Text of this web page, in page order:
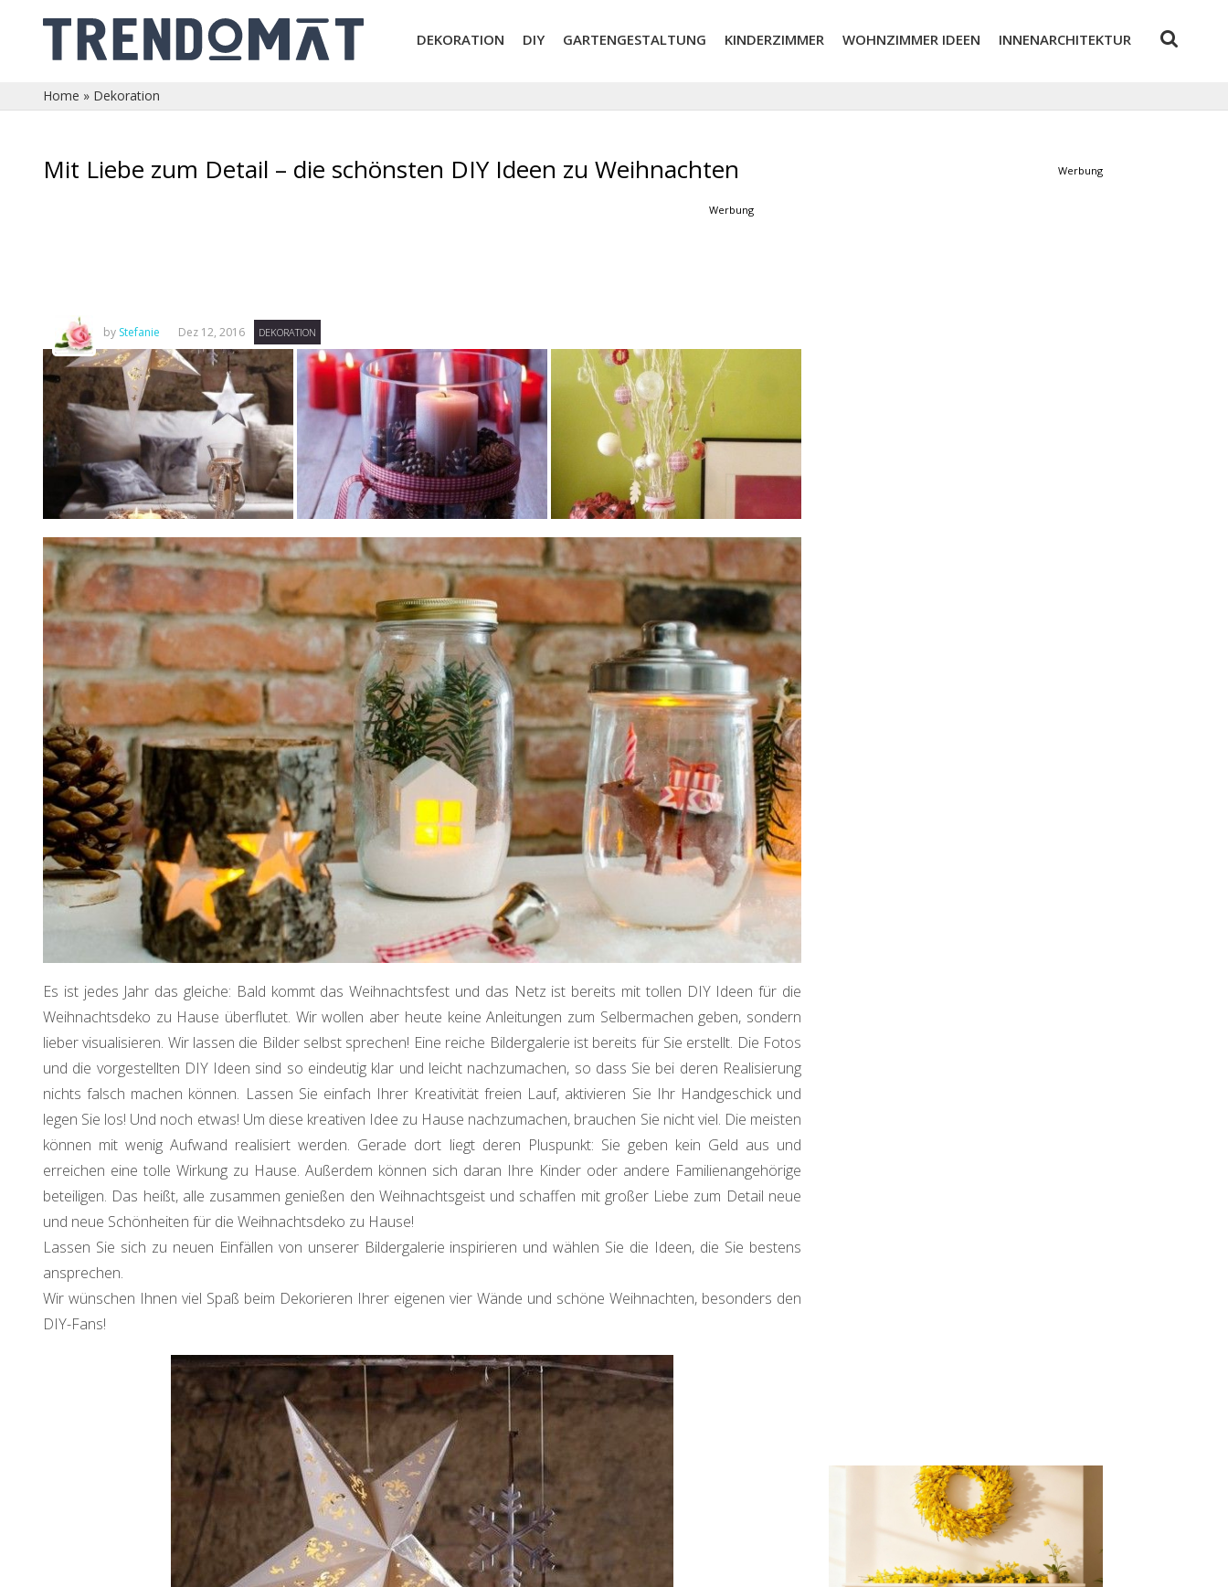
DEKORATION DIY GARTENGESTALTUNG KINDERZIMMER WOHNZIMMER IDEEN INNENARCHITEKTUR
Home » Dekoration
Mit Liebe zum Detail – die schönsten DIY Ideen zu Weihnachten
Werbung
by Stefanie Dez 12, 2016 DEKORATION
Es ist jedes Jahr das gleiche: Bald kommt das Weihnachtsfest und das Netz ist bereits mit tollen DIY Ideen für die
Weihnachtsdeko zu Hause überflutet. Wir wollen aber heute keine Anleitungen zum Selbermachen geben, sondern
lieber visualisieren. Wir lassen die Bilder selbst sprechen! Eine reiche Bildergalerie ist bereits für Sie erstellt. Die Fotos
und die vorgestellten DIY Ideen sind so eindeutig klar und leicht nachzumachen, so dass Sie bei deren Realisierung
nichts falsch machen können. Lassen Sie einfach Ihrer Kreativität freien Lauf, aktivieren Sie Ihr Handgeschick und
legen Sie los! Und noch etwas! Um diese kreativen Idee zu Hause nachzumachen, brauchen Sie nicht viel. Die meisten
können mit wenig Aufwand realisiert werden. Gerade dort liegt deren Pluspunkt: Sie geben kein Geld aus und
erreichen eine tolle Wirkung zu Hause. Außerdem können sich daran Ihre Kinder oder andere Familienangehörige
beteiligen. Das heißt, alle zusammen genießen den Weihnachtsgeist und schaffen mit großer Liebe zum Detail neue
und neue Schönheiten für die Weihnachtsdeko zu Hause!
Lassen Sie sich zu neuen Einfällen von unserer Bildergalerie inspirieren und wählen Sie die Ideen, die Sie bestens
ansprechen.
Wir wünschen Ihnen viel Spaß beim Dekorieren Ihrer eigenen vier Wände und schöne Weihnachten, besonders den
DIY-Fans!
Werbung